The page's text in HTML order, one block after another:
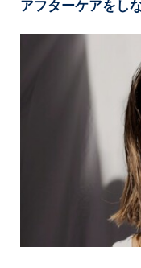
アフターケアをし